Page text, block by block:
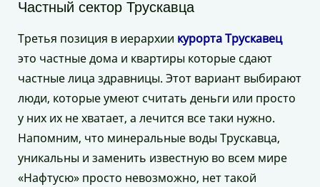
Частный сектор Трускавца
Третья позиция в иерархии курорта Трускавец
это частные дома и квартиры которые сдают
частные лица здравницы. Этот вариант выбирают
люди, которые умеют считать деньги или просто
у них их не хватает, а лечится все таки нужно.
Напомним, что минеральные воды Трускавца,
уникальны и заменить известную во всем мире
«Нафтусю» просто невозможно, нет такой